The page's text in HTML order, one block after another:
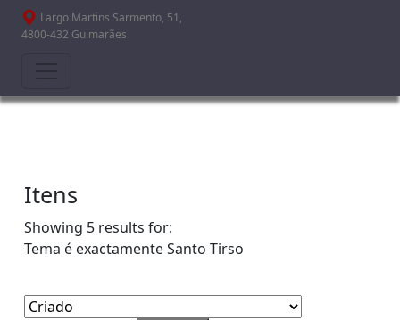
Passar para o conteúdo principal
Largo Martins Sarmento, 51,
4800-432 Guimarães
Itens
Showing 5 results for:
Tema é exactamenteSanto Tirso